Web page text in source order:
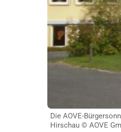
Die AOVE-
Hirschau © AOVE